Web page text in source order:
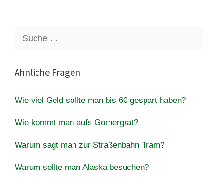
nach:
Ähnliche Fragen
Wie viel Geld sollte man bis 60 gespart haben?
Wie kommt man aufs Gornergrat?
Warum sagt man zur Straßenbahn Tram?
Warum sollte man Alaska besuchen?